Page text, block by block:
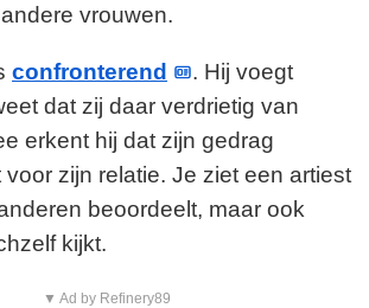
vrouwen.
confronterend
. Hij voegt
dat zij daar verdrietig van
erkent hij dat zijn gedrag
zijn relatie. Je ziet een artiest
beoordeelt, maar ook
kijkt.
▼ Ad by Refinery89